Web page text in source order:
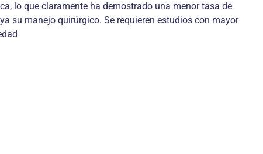
lo que claramente ha demostrado una menor tasa de
su manejo quirúrgico. Se requieren estudios con mayor